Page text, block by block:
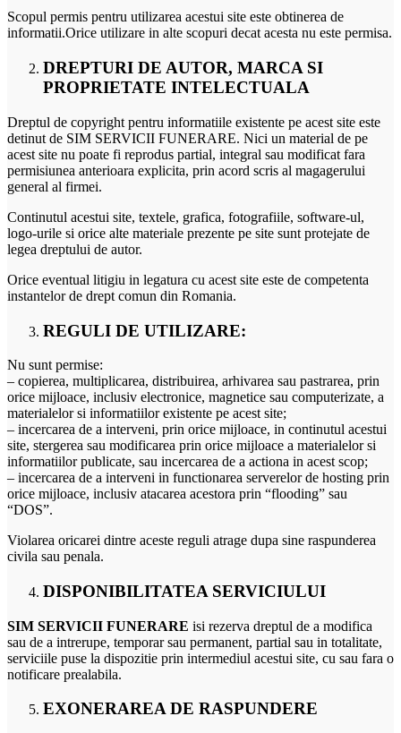
Scopul permis pentru utilizarea acestui site este obtinerea de
informatii.Orice utilizare in alte scopuri decat acesta nu este permisa.
DREPTURI DE AUTOR, MARCA SI
PROPRIETATE INTELECTUALA
Dreptul de copyright pentru informatiile existente pe acest site este
detinut de SIM SERVICII FUNERARE. Nici un material de pe
acest site nu poate fi reprodus partial, integral sau modificat fara
permisiunea anterioara explicita, prin acord scris al magagerului
general al firmei.
Continutul acestui site, textele, grafica, fotografiile, software-ul,
logo-urile si orice alte materiale prezente pe site sunt protejate de
legea dreptului de autor.
Orice eventual litigiu in legatura cu acest site este de competenta
instantelor de drept comun din Romania.
REGULI DE UTILIZARE:
Nu sunt permise:
– copierea, multiplicarea, distribuirea, arhivarea sau pastrarea, prin
orice mijloace, inclusiv electronice, magnetice sau computerizate, a
materialelor si informatiilor existente pe acest site;
– incercarea de a interveni, prin orice mijloace, in continutul acestui
site, stergerea sau modificarea prin orice mijloace a materialelor si
informatiilor publicate, sau incercarea de a actiona in acest scop;
– incercarea de a interveni in functionarea serverelor de hosting prin
orice mijloace, inclusiv atacarea acestora prin “flooding” sau
“DOS”.
Violarea oricarei dintre aceste reguli atrage dupa sine raspunderea
civila sau penala.
DISPONIBILITATEA SERVICIULUI
SIM SERVICII FUNERARE isi rezerva dreptul de a modifica
sau de a intrerupe, temporar sau permanent, partial sau in totalitate,
serviciile puse la dispozitie prin intermediul acestui site, cu sau fara o
notificare prealabila.
EXONERAREA DE RASPUNDERE